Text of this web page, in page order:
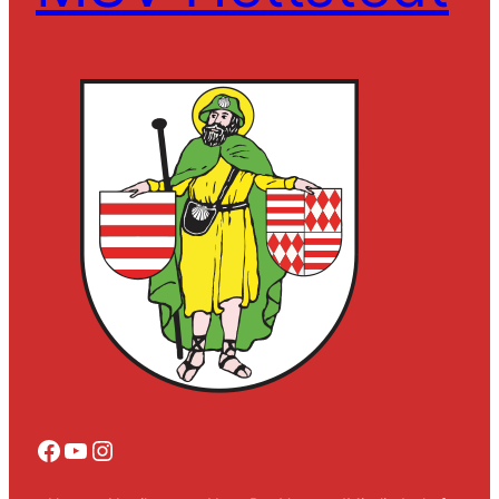
Facebook
YouTube
Instagram